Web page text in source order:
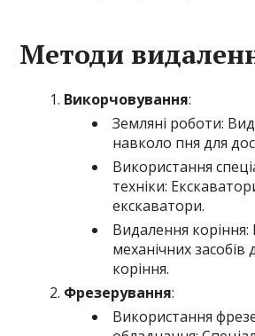
Методи
Викорчовування:
Земляні роботи:
навколо пня для
Використання
техніки:
екскаватори.
Видалення
механічних
коріння.
Фрезерування:
Використання